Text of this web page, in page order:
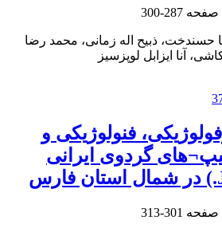
287-300
ذبیح اله زمانی، محمد رضا
آنا ایزابل لوپز‌سیز
فنولوژیکی و
گردوی ایرانی
301-313